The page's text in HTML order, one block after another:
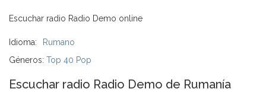
Escuchar radio Radio Demo online
Idioma:
Rumano
Géneros: Top 40 Pop
Escuchar radio Radio Demo de Rumanía